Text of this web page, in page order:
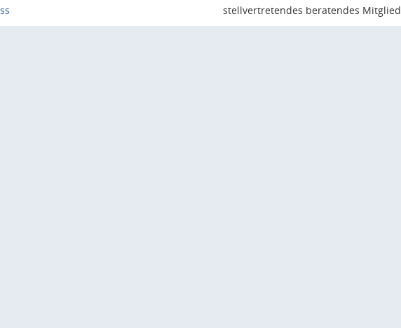
stellvertretendes beratendes Mitglied